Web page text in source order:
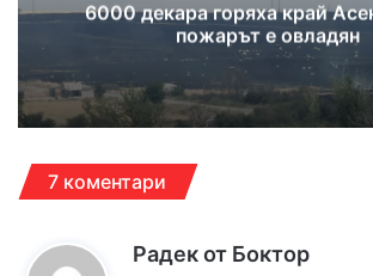
6000 декара горяха край
пожарът е овладян
7 коментари
Радек от Боктор